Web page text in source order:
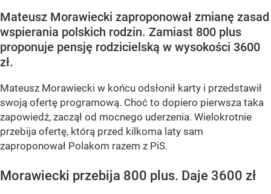
Mateusz Morawiecki zaproponował zmianę zasad
wspierania polskich rodzin. Zamiast 800 plus
proponuje pensję rodzicielską w wysokości 3600
zł.
Mateusz Morawiecki w końcu odsłonił karty i przedstawił
swoją ofertę programową. Choć to dopiero pierwsza taka
zapowiedź, zaczął od mocnego uderzenia. Wielokrotnie
przebija ofertę, którą przed kilkoma laty sam
zaproponował Polakom razem z PiS.
Morawiecki przebija 800 plus. Daje 3600 zł